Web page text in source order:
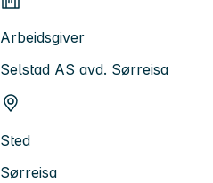
Arbeidsgiver
Selstad AS avd. Sørreisa
Sted
Sørreisa